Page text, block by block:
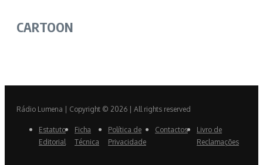
CARTOON
Rádio Lumena | Copyright © 2026 | All rights reserved
Estatuto
Editorial
Ficha
Técnica
Política de
Privacidade
Contactos
Livro de
Reclamações